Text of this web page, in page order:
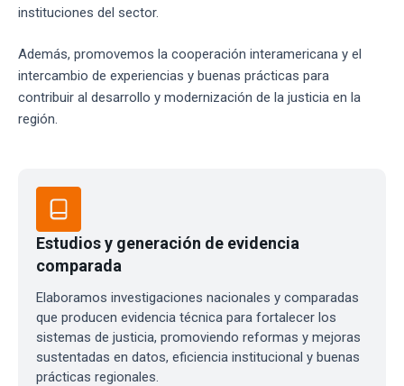
instituciones del sector.
Además, promovemos la cooperación interamericana y el
intercambio de experiencias y buenas prácticas para
contribuir al desarrollo y modernización de la justicia en la
región.
Estudios y generación de evidencia
comparada
Elaboramos investigaciones nacionales y comparadas
que producen evidencia técnica para fortalecer los
sistemas de justicia, promoviendo reformas y mejoras
sustentadas en datos, eficiencia institucional y buenas
prácticas regionales.